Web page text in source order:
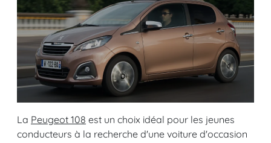
La Peugeot 108 est un choix idéal pour les jeunes
conducteurs à la recherche d'une voiture d'occasion